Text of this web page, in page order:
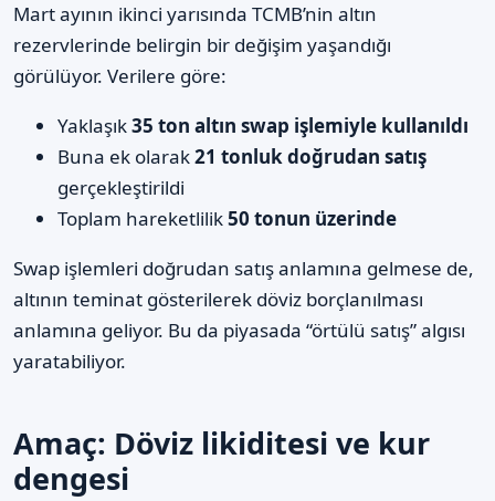
Mart ayının ikinci yarısında TCMB’nin altın
rezervlerinde belirgin bir değişim yaşandığı
görülüyor. Verilere göre:
Yaklaşık35 ton altın swap işlemiyle kullanıldı
Buna ek olarak21 tonluk doğrudan satış
gerçekleştirildi
Toplam hareketlilik50 tonun üzerinde
Swap işlemleri doğrudan satış anlamına gelmese de,
altının teminat gösterilerek döviz borçlanılması
anlamına geliyor. Bu da piyasada “örtülü satış” algısı
yaratabiliyor.
Amaç: Döviz likiditesi ve kur
dengesi